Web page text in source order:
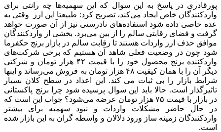
پورقادری در پاسخ به این سوال که این سهمیه‌ها چه رانتی برای
واردکنندگان خاص ایجاد می‌کند، تصریح کرد: طبیعتا این ارز وقتی به
عده خاصی داده شود استفاده‌های نادرستی نیز از آن صورت خواهد
گرفت و فضای رقابتی سالم را از بین می‌برد. بخشی از واردکنندگان
موافق حذف ارز واردات هستند تا رقابت سالم در بازار برنج حکفرما
شود چون در وضعیت فعلی شاهد آن هستیم که برخی شرکت‌های
واردکننده برنج محصول خود را با قیمت ۴۲ هزار تومان و شرکتی
دیگر آن را با همان کیفیت ۴۸ هزار تومان به فروش می‌رساند و اینها
شرایط بازار را بی ثبات می کند. این اعداد در سطح کلان بسیار
تاثیرگذار است. حالا باید این سوال پرسیده شود چرا برنج پاکستانی
در بازار با قیمت ۷۵ هزار تومان عرضه می‌شود؟ جواب این است که
در حال حاضر مشکلات واردات و نبود سهمیه برای بیشتر
واردکنندگان زمینه ساز ورود دلالان و واسطه گران به این بازار شده
است.